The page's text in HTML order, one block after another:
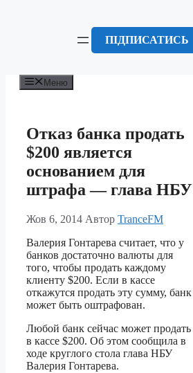
ПІДПИСАТИСЬ
Меню
Отказ банка продать
$200 является
основанием для
штрафа — глава НБУ
Жов 6, 2014 Автор TranceFM
Валерия Гонтарева считает, что у
банков достаточно валюты для
того, чтобы продать каждому
клиенту $200. Если в кассе
откажутся продать эту сумму, банк
может быть оштрафован.
Любой банк сейчас может продать
в кассе $200. Об этом сообщила в
ходе круглого стола глава НБУ
Валерия Гонтарева.